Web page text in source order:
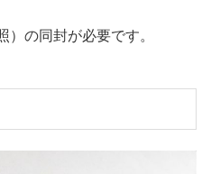
）の同封が必要です。